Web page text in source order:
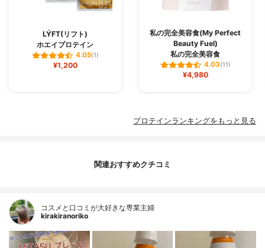
LÝFT(リフト)
ホエイプロテイン
4.05(1)
¥1,200
私の完全美容食(My Perfect
Beauty Fuel)
私の完全美容食
4.03(11)
¥4,980
プロテインランキングをもっと見る
関連おすすめクチコミ
コスメと口コミが大好きな専業主婦
kirakiranoriko